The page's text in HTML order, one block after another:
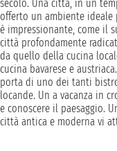
secolo. Una città, in un
offerto un ambiente ideale
è impressionante, come il
città profondamente
da quello della cucina
cucina bavarese e
porta di uno dei tanti
locande. Un a vacanza in
e conoscere il paesaggio.
città antica e moderna vi